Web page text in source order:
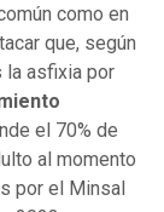
como en
que, según
la asfixia por
el 70% de
al momento
por el Minsal